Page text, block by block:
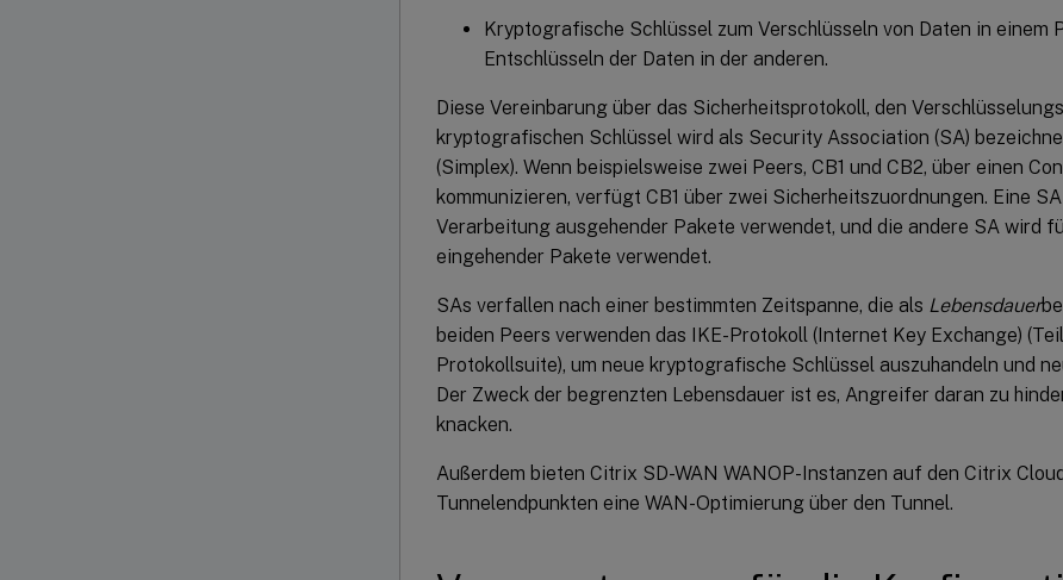
Kryptografische Schlüssel zum Verschlüsseln von Daten in einem
Entschlüsseln der Daten in der anderen.
Diese Vereinbarung über das Sicherheitsprotokoll, den
kryptografischen Schlüssel wird als Security Association (SA)
(Simplex). Wenn beispielsweise zwei Peers, CB1 und CB2, über einen
kommunizieren, verfügt CB1 über zwei Sicherheitszuordnungen. Eine
Verarbeitung ausgehender Pakete verwendet, und die andere SA wird
eingehender Pakete verwendet.
SAs verfallen nach einer bestimmten Zeitspanne, die als Lebensdauer
beiden Peers verwenden das IKE-Protokoll (Internet Key Exchange)
Protokollsuite), um neue kryptografische Schlüssel auszuhandeln und
Der Zweck der begrenzten Lebensdauer ist es, Angreifer daran zu
knacken.
Außerdem bieten Citrix SD-WAN WANOP-Instanzen auf den Citrix
Tunnelendpunkten eine WAN-Optimierung über den Tunnel.